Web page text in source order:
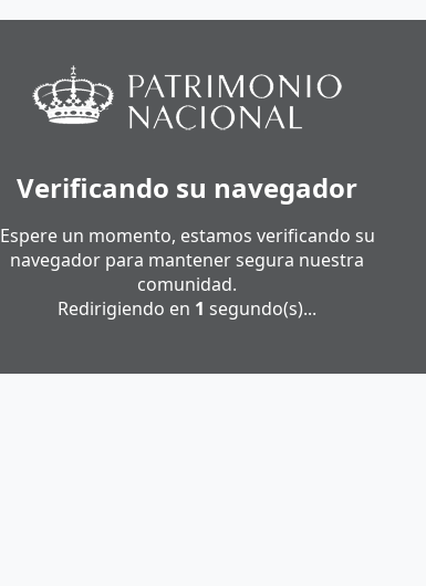
Verificando su navegador
Espere un momento, estamos verificando su
navegador para mantener segura nuestra
comunidad.
Redirigiendo en 1 segundo(s)...